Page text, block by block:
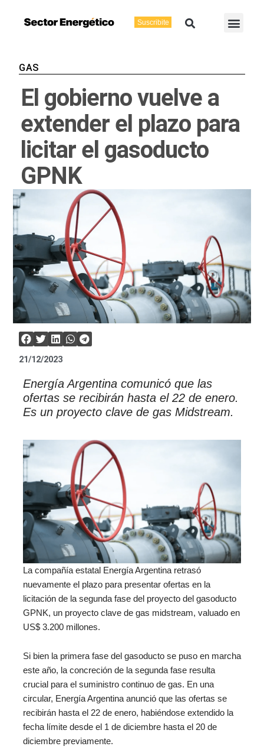
Suscribite Buscar
GAS
El gobierno vuelve a
extender el plazo para
licitar el gasoducto
GPNK
21/12/2023
Energía Argentina comunicó que las
ofertas se recibirán hasta el 22 de enero.
Es un proyecto clave de gas Midstream.
La compañía estatal Energía Argentina retrasó
nuevamente el plazo para presentar ofertas en la
licitación de la segunda fase del proyecto del gasoducto
GPNK, un proyecto clave de gas midstream, valuado en
US$ 3.200 millones.
Si bien la primera fase del gasoducto se puso en marcha
este año, la concreción de la segunda fase resulta
crucial para el suministro continuo de gas. En una
circular, Energía Argentina anunció que las ofertas se
recibirán hasta el 22 de enero, habiéndose extendido la
fecha límite desde el 1 de diciembre hasta el 20 de
diciembre previamente.